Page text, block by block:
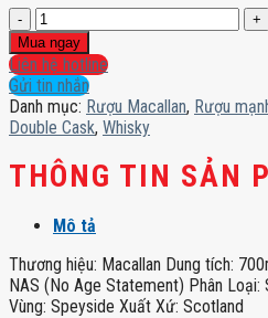
Macallan
Gold
-
Double
Cask
số
lượng
Mua ngay
Liên hệ hotline
Gửi tin nhắn
Danh mục: Rượu Macallan, Rượu
Double Cask, Whisky
THÔNG TIN SẢN
Mô tả
Thương hiệu: Macallan Dung tích:
NAS (No Age Statement) Phân
Vùng: Speyside Xuất Xứ: Scotland